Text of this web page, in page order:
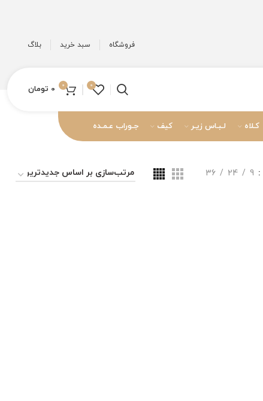
فروشگاه سبد خرید بلاگ
0
0
0 تومان
کـلاه لـبـاس زیـر کیف جـوراب عـمـده
9
24
36